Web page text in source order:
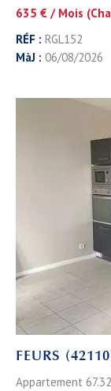
635 € / Mois
RÉF : RGL152
MàJ : 06/08/2026
FEURS
Appartement